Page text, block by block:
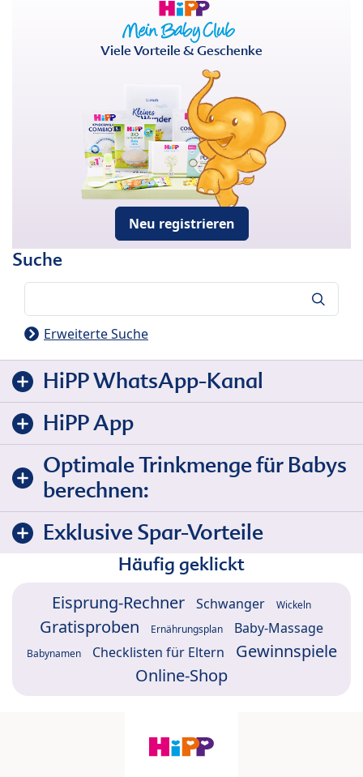
Viele Vorteile & Geschenke
Neu registrieren
Suche
Erweiterte Suche
HiPP WhatsApp-Kanal
HiPP App
Optimale Trinkmenge für Babys
berechnen:
Exklusive Spar-Vorteile
Häufig geklickt
Eisprung-Rechner Schwanger Wickeln
Gratisproben Ernährungsplan Baby-Massage
Babynamen Checklisten für Eltern
Gewinnspiele
Online-Shop